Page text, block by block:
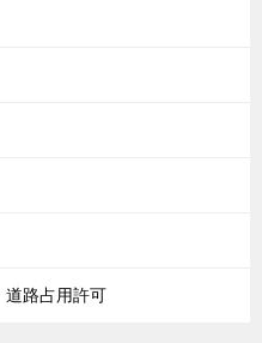
道路占用許可